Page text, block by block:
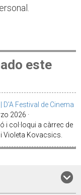
este
D'A Festival de Cinema
2026 ·
i col·loqui a càrrec de
Violeta Kovacsics.